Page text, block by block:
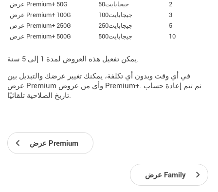
عرض Premium+ 50G 50جيجابايت
2
عرض Premium+ 100G
100جيجابايت
3
عرض Premium+ 250G
250جيجابايت
5
عرض Premium+ 500G
500جيجابايت 10
يمكن تفعيل هذه العروض لمدة 1 إلى 5 سنة.
في أي وقت وبدون أي تكلفة، يمكنك تغيير عرضك والتبديل بين
عرض Premium وأي من عروض Premium+. ثم تتم إعادة حساب
تاريخ الصلاحية تلقائيًا.
عرض Premium
عرض Family